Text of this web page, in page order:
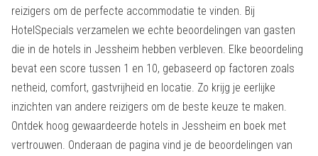
reizigers om de perfecte accommodatie te vinden. Bij
HotelSpecials verzamelen we echte beoordelingen van gasten
die in de hotels in Jessheim hebben verbleven. Elke beoordeling
bevat een score tussen 1 en 10, gebaseerd op factoren zoals
netheid, comfort, gastvrijheid en locatie. Zo krijg je eerlijke
inzichten van andere reizigers om de beste keuze te maken.
Ontdek hoog gewaardeerde hotels in Jessheim en boek met
vertrouwen. Onderaan de pagina vind je de beoordelingen van